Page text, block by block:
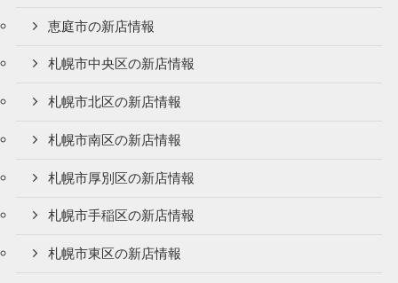
恵庭市の新店情報
札幌市中央区の新店情報
札幌市北区の新店情報
札幌市南区の新店情報
札幌市厚別区の新店情報
札幌市手稲区の新店情報
札幌市東区の新店情報